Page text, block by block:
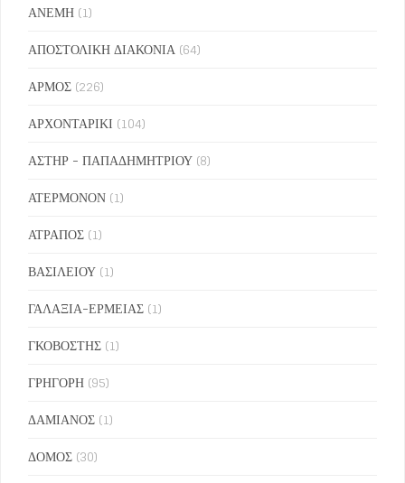
ΑΝΕΜΗ (1)
ΑΠΟΣΤΟΛΙΚΗ ΔΙΑΚΟΝΙΑ (64)
ΑΡΜΟΣ (226)
ΑΡΧΟΝΤΑΡΙΚΙ (104)
ΑΣΤΗΡ - ΠΑΠΑΔΗΜΗΤΡΙΟΥ (8)
ΑΤΕΡΜΟΝΟΝ (1)
ΑΤΡΑΠΟΣ (1)
ΒΑΣΙΛΕΙΟΥ (1)
ΓΑΛΑΞΙΑ-ΕΡΜΕΙΑΣ (1)
ΓΚΟΒΟΣΤΗΣ (1)
ΓΡΗΓΟΡΗ (95)
ΔΑΜΙΑΝΟΣ (1)
ΔΟΜΟΣ (30)